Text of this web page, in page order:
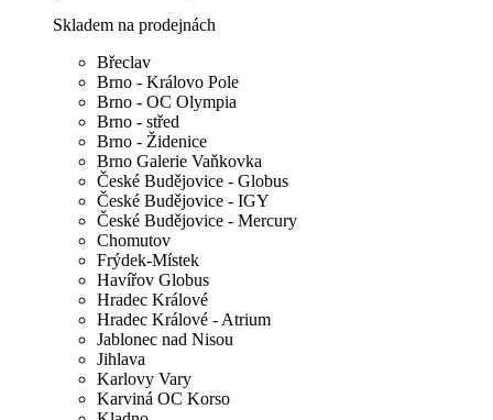
Skladem na prodejnách
Břeclav
Brno - Královo Pole
Brno - OC Olympia
Brno - střed
Brno - Židenice
Brno Galerie Vaňkovka
České Budějovice - Globus
České Budějovice - IGY
České Budějovice - Mercury
Chomutov
Frýdek-Místek
Havířov Globus
Hradec Králové
Hradec Králové - Atrium
Jablonec nad Nisou
Jihlava
Karlovy Vary
Karviná OC Korso